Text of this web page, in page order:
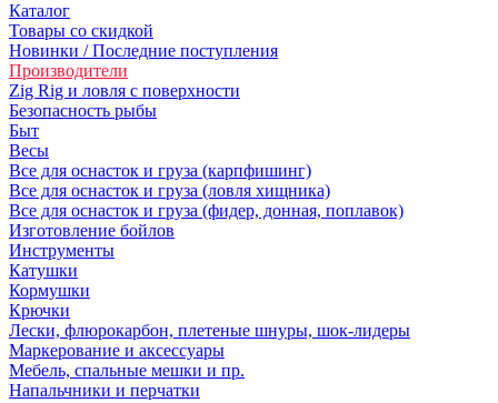
Каталог
Товары со скидкой
Новинки / Последние поступления
Производители
Zig Rig и ловля с поверхности
Безoпасность рыбы
Быт
Весы
Все для оснасток и груза (карпфишинг)
Все для оснасток и груза (ловля хищника)
Все для оснасток и груза (фидер, донная, поплавок)
Изготовление бойлов
Инструменты
Катушки
Кормушки
Крючки
Лески, флюрокарбон, плетеные шнуры, шок-лидеры
Маркерование и аксессуары
Мебель, спальные мешки и пр.
Напальчники и перчатки